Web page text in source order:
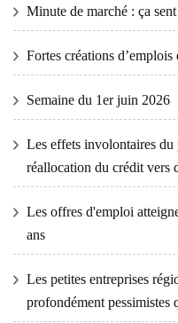
Minute de marché : ça
Fortes créations d’emplois
Semaine du 1er juin 2026
Les effets involontaires du
réallocation du crédit vers
Les offres d'emploi
ans
Les petites entreprises
profondément pessimistes